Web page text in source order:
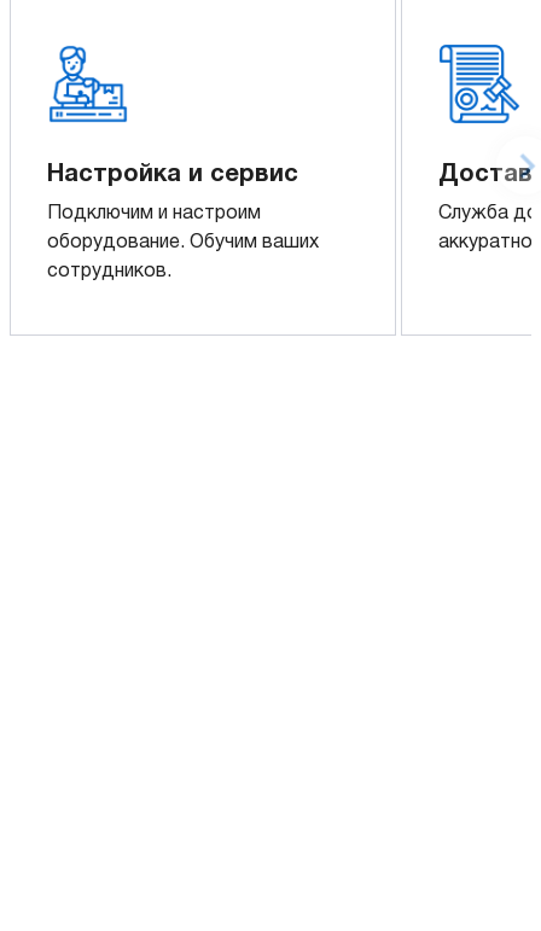
Настройка и сервис
Подключим и настроим
оборудование. Обучим ваших
сотрудников.
Служба
аккуратно